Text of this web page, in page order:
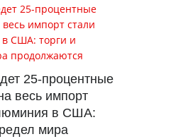
25-процентные
весь импорт
в США:
мира